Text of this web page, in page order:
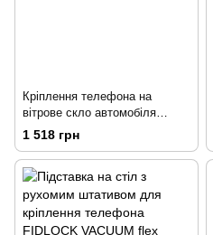
Кріплення телефона на
вітрове скло автомобіля
FIDLOCK VACUUM car suction
base, чорний
1 518 грн